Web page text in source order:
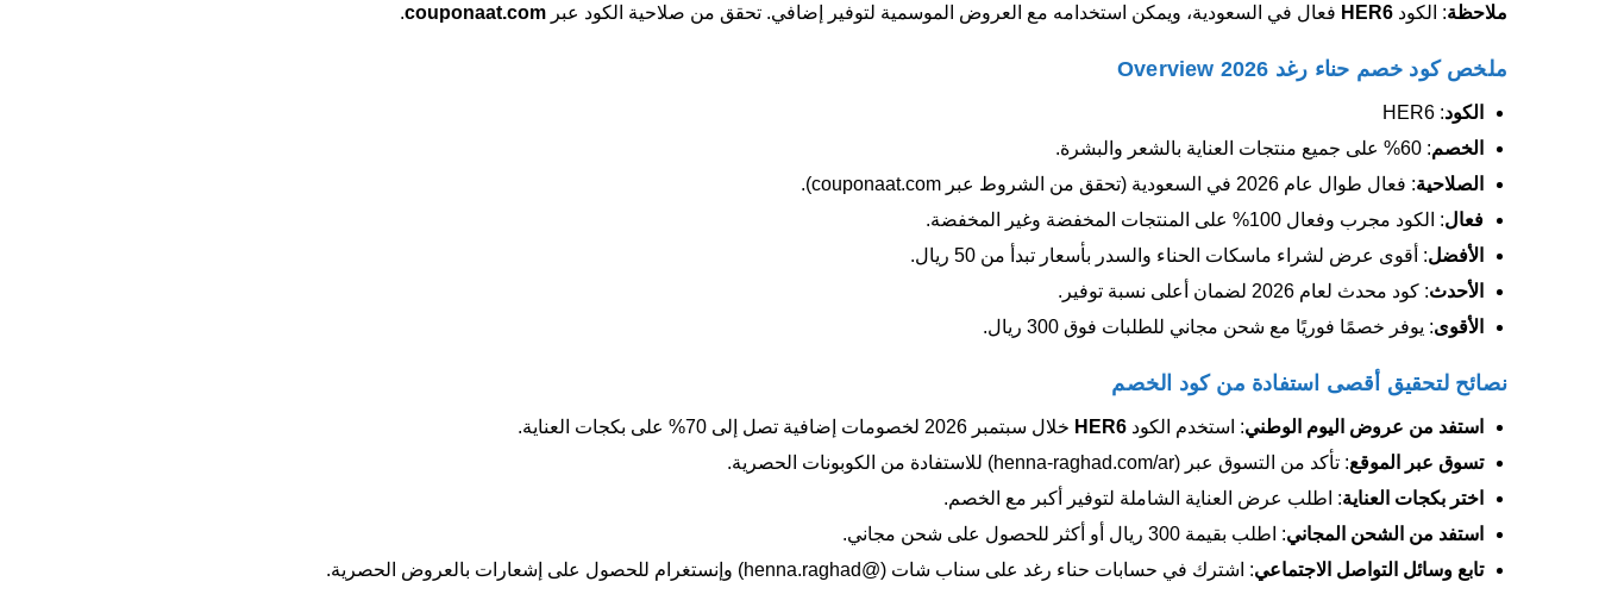
ملاحظة: الكود HER6 فعال في السعودية، ويمكن استخدامه مع العروض الموسمية لتوفير إضافي. تحقق من صلاحية الكود عبر couponaat.com
.
ملخص كود خصم حناء رغد 2026 Overview
الكود: HER6
الخصم: 60% على جميع منتجات العناية بالشعر والبشرة.
الصلاحية: فعال طوال عام 2026 في السعودية (تحقق من الشروط عبر couponaat.com).
فعال: الكود مجرب وفعال 100% على المنتجات المخفضة وغير المخفضة.
الأفضل: أقوى عرض لشراء ماسكات الحناء والسدر بأسعار تبدأ من 50 ريال.
الأحدث: كود محدث لعام 2026 لضمان أعلى نسبة توفير.
الأقوى: يوفر خصمًا فوريًا مع شحن مجاني للطلبات فوق 300 ريال.
نصائح لتحقيق أقصى استفادة من كود الخصم
استفد من عروض اليوم الوطني: استخدم الكود HER6 خلال سبتمبر 2026 لخصومات إضافية تصل إلى 70% على بكجات العناية.
تسوق عبر الموقع: تأكد من التسوق عبر (henna-raghad.com/ar) للاستفادة من الكوبونات الحصرية.
اختر بكجات العناية: اطلب عرض العناية الشاملة لتوفير أكبر مع الخصم.
استفد من الشحن المجاني: اطلب بقيمة 300 ريال أو أكثر للحصول على شحن مجاني.
تابع وسائل التواصل الاجتماعي: اشترك في حسابات حناء رغد على سناب شات (@henna.raghad) وإنستغرام للحصول على إشعارات بالعروض الحصرية.